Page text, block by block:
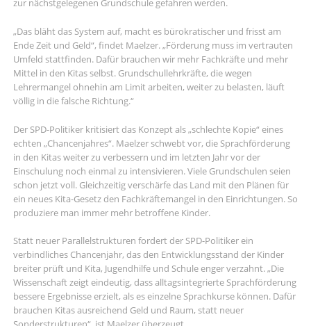
zur nächstgelegenen Grundschule gefahren werden.
„Das bläht das System auf, macht es bürokratischer und frisst am
Ende Zeit und Geld“, findet Maelzer. „Förderung muss im vertrauten
Umfeld stattfinden. Dafür brauchen wir mehr Fachkräfte und mehr
Mittel in den Kitas selbst. Grundschullehrkräfte, die wegen
Lehrermangel ohnehin am Limit arbeiten, weiter zu belasten, läuft
völlig in die falsche Richtung.“
Der SPD-Politiker kritisiert das Konzept als „schlechte Kopie“ eines
echten „Chancenjahres“. Maelzer schwebt vor, die Sprachförderung
in den Kitas weiter zu verbessern und im letzten Jahr vor der
Einschulung noch einmal zu intensivieren. Viele Grundschulen seien
schon jetzt voll. Gleichzeitig verschärfe das Land mit den Plänen für
ein neues Kita-Gesetz den Fachkräftemangel in den Einrichtungen. So
produziere man immer mehr betroffene Kinder.
Statt neuer Parallelstrukturen fordert der SPD-Politiker ein
verbindliches Chancenjahr, das den Entwicklungsstand der Kinder
breiter prüft und Kita, Jugendhilfe und Schule enger verzahnt. „Die
Wissenschaft zeigt eindeutig, dass alltagsintegrierte Sprachförderung
bessere Ergebnisse erzielt, als es einzelne Sprachkurse können. Dafür
brauchen Kitas ausreichend Geld und Raum, statt neuer